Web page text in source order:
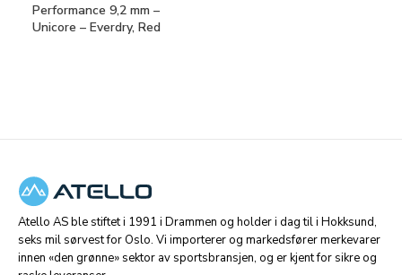
Performance 9,2 mm –
Unicore – Everdry, Red
Atello AS ble stiftet i 1991 i Drammen og holder i dag til i Hokksund,
seks mil sørvest for Oslo. Vi importerer og markedsfører merkevarer
innen «den grønne» sektor av sportsbransjen, og er kjent for sikre og